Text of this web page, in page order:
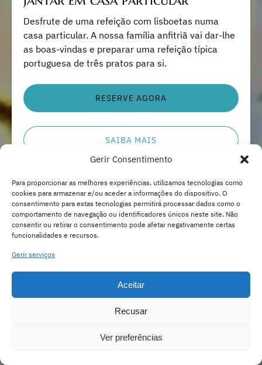
Gerir Consentimento
Para proporcionar as melhores experiências, utilizamos tecnologias como
cookies para armazenar e/ou aceder a informações do dispositivo. O
consentimento para estas tecnologias permitirá processar dados como o
comportamento de navegação ou identificadores únicos neste site. Não
consentir ou retirar o consentimento pode afetar negativamente certas
funcionalidades e recursos.
Gerir serviços
Aceitar
Recusar
Ver preferências
Desfrute de uma refeição com lisboetas numa
casa particular. A nossa família anfitriã vai dar-lhe
as boas-vindas e preparar uma refeição típica
portuguesa de três pratos para si.
RESERVE AGORA
SAIBA MAIS
Passeio
Raízes
de
Lisboa,
e
Cultura
MAIS POPULAR
3.5 HORAS
PASSEIOS GASTRONÔMICOS E CULTURAIS
Passeio Raízes de Lisboa,
Gastronomia e Cultura
Este passeio leva você para fora do roteiro